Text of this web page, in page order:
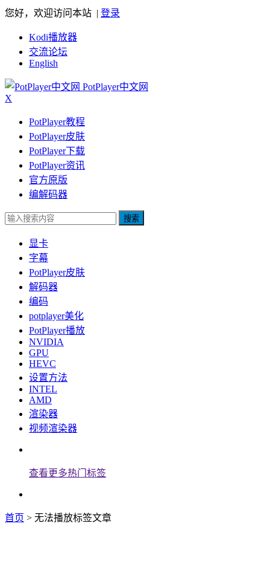
您好，欢迎访问本站 | 登录
Kodi播放器
交流论坛
English
PotPlayer中文网
X
PotPlayer教程
PotPlayer皮肤
PotPlayer下载
PotPlayer资讯
官方原版
编解码器
搜索
显卡
字幕
PotPlayer皮肤
解码器
编码
potplayer美化
PotPlayer播放
NVIDIA
GPU
HEVC
设置方法
INTEL
AMD
渲染器
视频渲染器
查看更多热门标签
首页 > 无法播放标签文章